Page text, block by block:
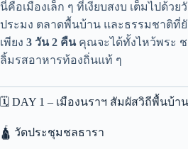
นี่คือเมืองเล็ก ๆ ที่เงียบสงบ เต็มไปด้ว
ประมง ตลาดพื้นบ้าน และธรรมชาติที่
เพียง 3 วัน 2 คืนคุณจะได้ทั้งไหว้พระ ช
ลิ้มรสอาหารท้องถิ่นแท้ ๆ
🗓️ DAY 1 – เมืองนราฯ สัมผัสวิถีพื้นบ้าน
🛕 วัดประชุมชลธารา